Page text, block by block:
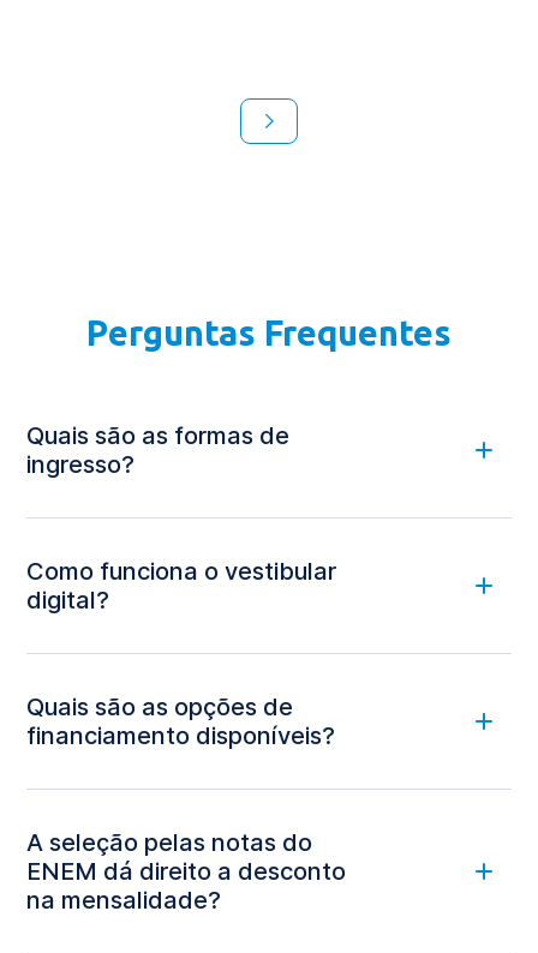
Perguntas Frequentes
Quais são as formas de
ingresso?
Como funciona o vestibular
digital?
clicar aqui.
Quais são as opções de
financiamento disponíveis?
A seleção pelas notas do
ENEM dá direito a desconto
na mensalidade?